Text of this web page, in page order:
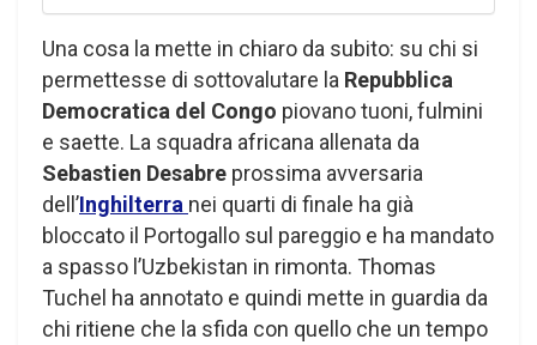
Una cosa la mette in chiaro da subito: su chi si
permettesse di sottovalutare la Repubblica
Democratica del Congo piovano tuoni, fulmini
e saette. La squadra africana allenata da
Sebastien Desabre prossima avversaria
dell’Inghilterra nei quarti di finale ha già
bloccato il Portogallo sul pareggio e ha mandato
a spasso l’Uzbekistan in rimonta. Thomas
Tuchel ha annotato e quindi mette in guardia da
chi ritiene che la sfida con quello che un tempo